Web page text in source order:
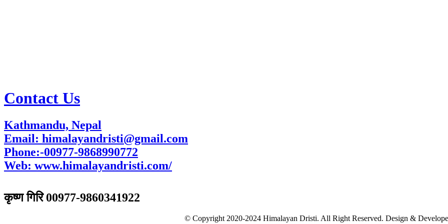
Contact Us
Kathmandu, Nepal
Email: himalayandristi@gmail.com
Phone:-00977-9868990772
Web: www.himalayandristi.com/
कृष्ण गिरि 00977-9860341922
© Copyright 2020-2024 Himalayan Dristi. All Right Reserved. Design &